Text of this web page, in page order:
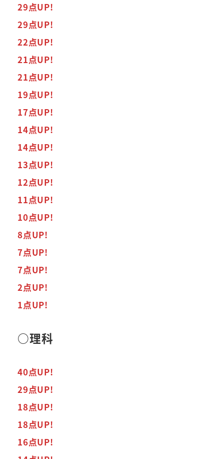
29点UP!
29点UP!
22点UP!
21点UP!
21点UP!
19点UP!
17点UP!
14点UP!
14点UP!
13点UP!
12点UP!
11点UP!
10点UP!
8点UP!
7点UP!
7点UP!
2点UP!
1点UP!
○理科
40点UP!
29点UP!
18点UP!
18点UP!
16点UP!